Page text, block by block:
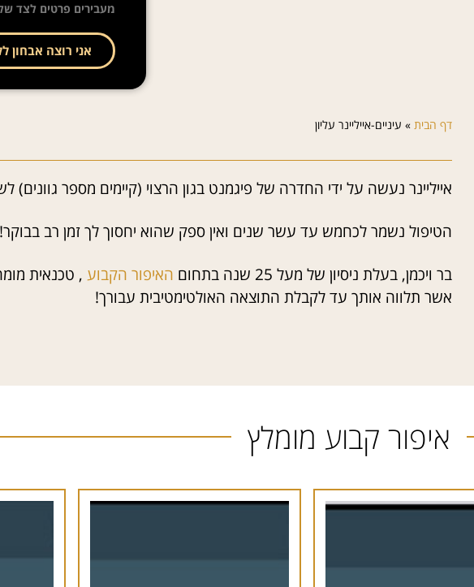
מעבירים פרטים לצד
אני רוצה אבחון
דף הבית » עיניים-אייליינר עליון
אייליינר נעשה על ידי החדרה של פיגמנט בגון הרצוי (קיימים מספר גוונים)
הטיפול נשמר לכחמש עד עשר שנים ואין ספק שהוא יחסוך לך זמן רב בבוקר!
בר ויכמן, בעלת ניסיון של מעל 25 שנה בתחום האיפור הקבוע , טכנאית
אשר תלווה אותך עד לקבלת התוצאה האולטימטיבית עבורך!
איפור קבוע מומלץ